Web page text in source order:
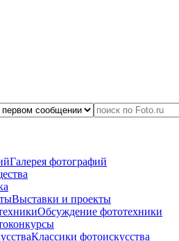
Галерея фотографий
Выставки и проекты
Обсуждение фототехники
Классики фотоискусства